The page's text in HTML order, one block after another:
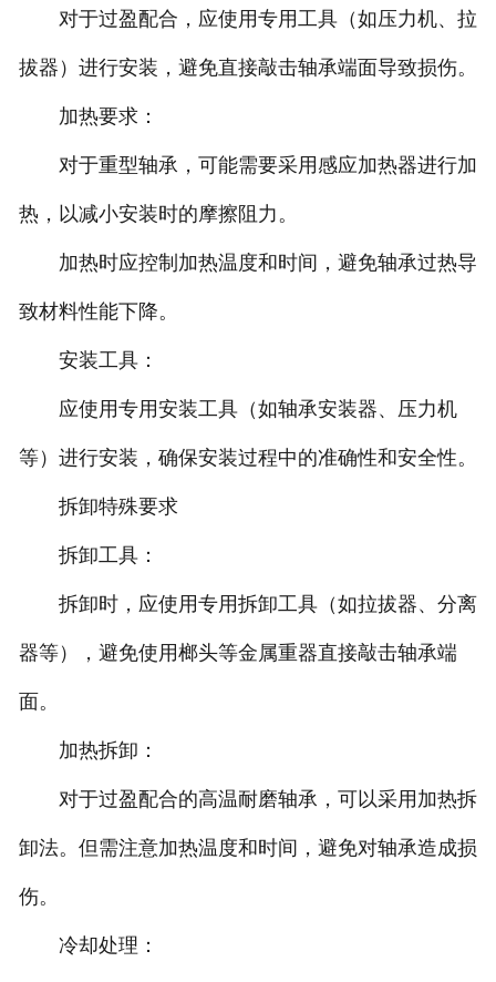
对于过盈配合，应使用专用工具（如压力机、拉
拔器）进行安装，避免直接敲击轴承端面导致损伤。
加热要求：
对于重型轴承，可能需要采用感应加热器进行加
热，以减小安装时的摩擦阻力。
加热时应控制加热温度和时间，避免轴承过热导
致材料性能下降。
安装工具：
应使用专用安装工具（如轴承安装器、压力机
等）进行安装，确保安装过程中的准确性和安全性。
拆卸特殊要求
拆卸工具：
拆卸时，应使用专用拆卸工具（如拉拔器、分离
器等），避免使用榔头等金属重器直接敲击轴承端
面。
加热拆卸：
对于过盈配合的高温耐磨轴承，可以采用加热拆
卸法。但需注意加热温度和时间，避免对轴承造成损
伤。
冷却处理：